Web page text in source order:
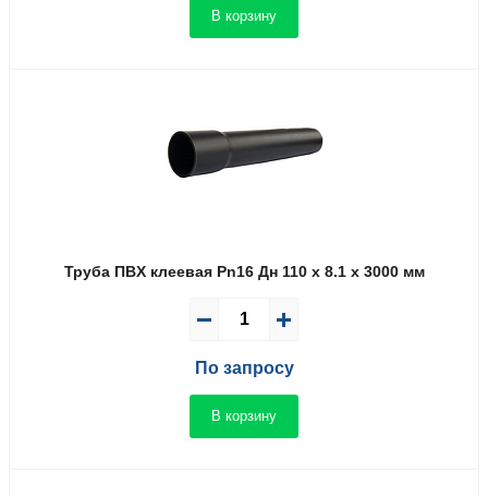
В корзину
Труба ПВX клеевая Pn16 Дн 110 x 8.1 x 3000 мм
По запросу
В корзину